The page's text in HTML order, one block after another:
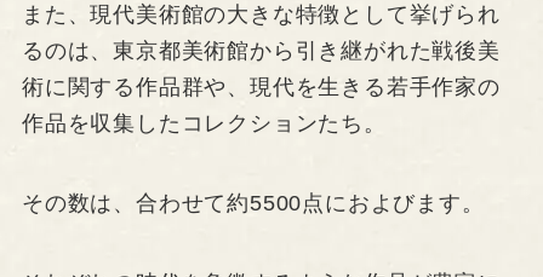
また、現代美術館の大きな特徴として挙げられ
るのは、東京都美術館から引き継がれた戦後美
術に関する作品群や、現代を生きる若手作家の
作品を収集したコレクションたち。
その数は、合わせて約5500点におよびます。